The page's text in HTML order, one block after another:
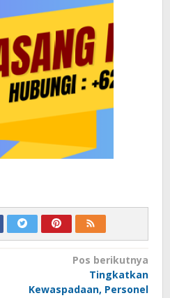
Pos berikutnya
Tingkatkan
Kewaspadaan, Personel